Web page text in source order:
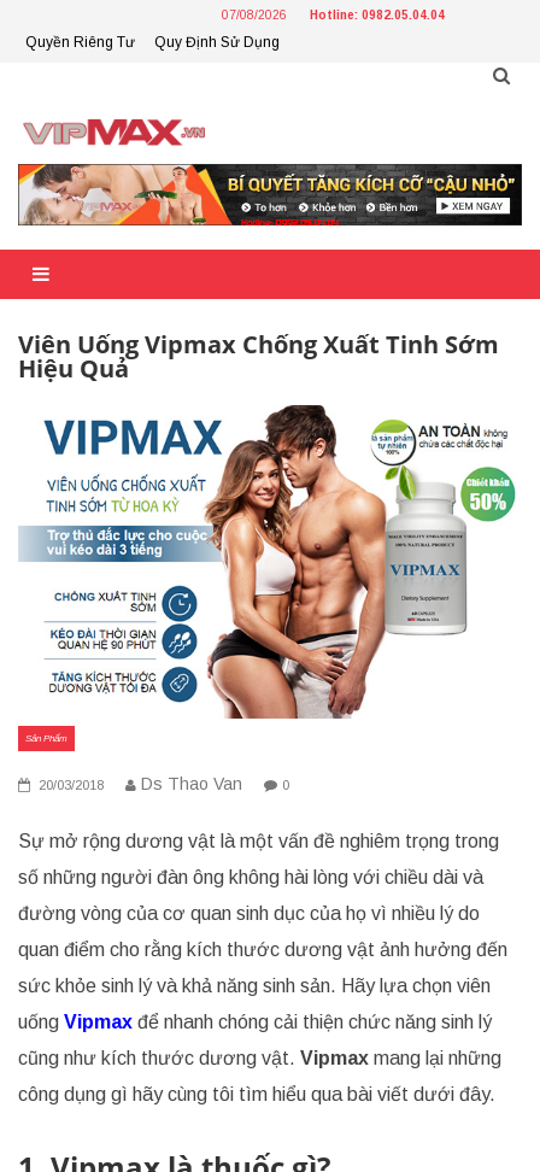
content
07/08/2026 Hotline: 0982.05.04.04
Quyền Riêng Tư Quy Định Sử Dụng
Viên Uống Vipmax Chống Xuất Tinh Sớm
Hiệu Quả
Sản Phẩm
20/03/2018 Ds Thao Van 0
Sự mở rộng dương vật là một vấn đề nghiêm trọng trong
số những người đàn ông không hài lòng với chiều dài và
đường vòng của cơ quan sinh dục của họ vì nhiều lý do
quan điểm cho rằng kích thước dương vật ảnh hưởng đến
sức khỏe sinh lý và khả năng sinh sản. Hãy lựa chọn viên
uống Vipmax để nhanh chóng cải thiện chức năng sinh lý
cũng như kích thước dương vật. Vipmax mang lại những
công dụng gì hãy cùng tôi tìm hiểu qua bài viết dưới đây.